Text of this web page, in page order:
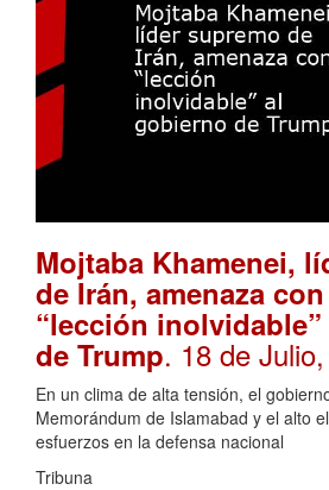
Mojtaba Khamenei,
de Irán, amenaza
“lección
de Trump. 18 de
En un clima de alta tensión, el
Memorándum de Islamabad y el alto
esfuerzos en la defensa nacional
Tribuna